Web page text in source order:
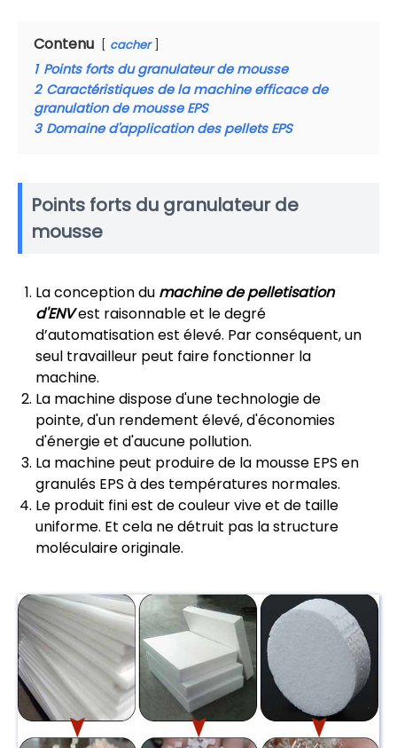
Contenu cacher
1 Points forts du granulateur de mousse
2 Caractéristiques de la machine efficace de
granulation de mousse EPS
3 Domaine d'application des pellets EPS
Points forts du granulateur de
mousse
La conception du machine de pelletisation
d'ENVest raisonnable et le degré
d’automatisation est élevé. Par conséquent, un
seul travailleur peut faire fonctionner la
machine.
La machine dispose d'une technologie de
pointe, d'un rendement élevé, d'économies
d'énergie et d'aucune pollution.
La machine peut produire de la mousse EPS en
granulés EPS à des températures normales.
Le produit fini est de couleur vive et de taille
uniforme. Et cela ne détruit pas la structure
moléculaire originale.